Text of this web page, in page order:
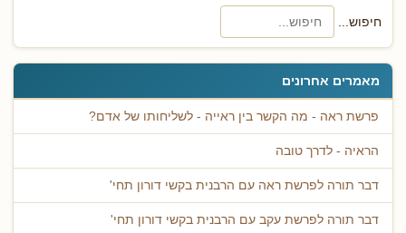
חיפוש...
מאמרים אחרונים
פרשת ראה - מה הקשר בין ראייה - לשליחותו של אדם?
הראיה - לדרך טובה
דבר תורה לפרשת ראה עם הרבנית בקשי דורון תחי'
דבר תורה לפרשת עקב עם הרבנית בקשי דורון תחי'